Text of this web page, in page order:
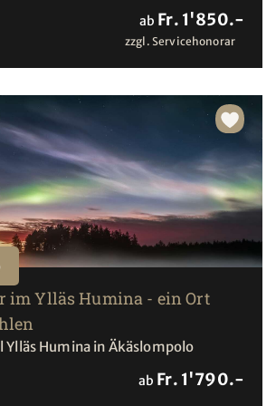
ab Fr. 1'850.-
zzgl. Servicehonorar
im Ylläs Humina - ein Ort
Ylläs Humina in Äkäslompolo
ab Fr. 1'790.-